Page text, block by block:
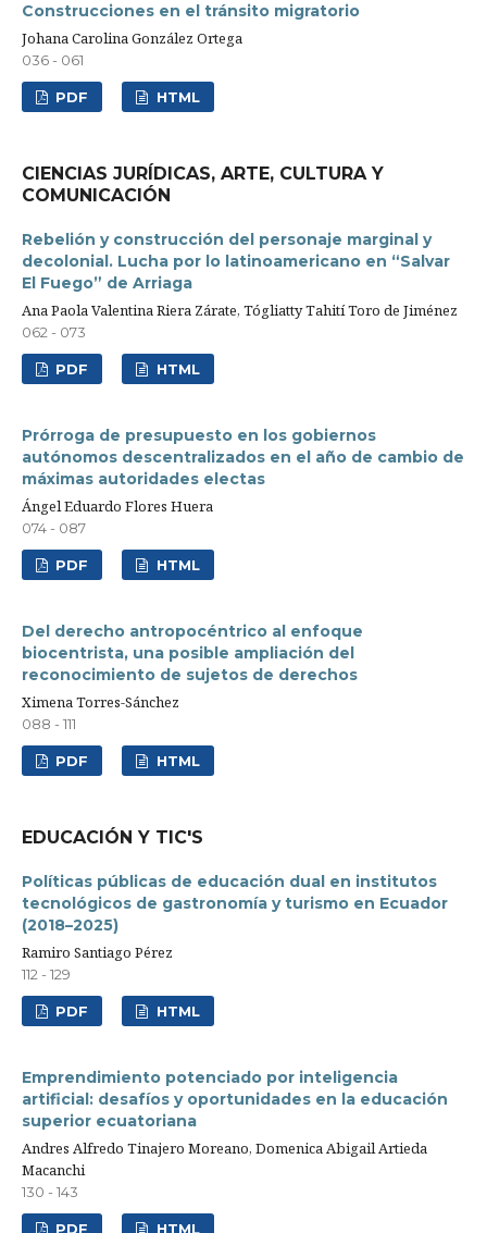
Construcciones en el tránsito migratorio
Johana Carolina González Ortega
036 - 061
PDF HTML
CIENCIAS JURÍDICAS, ARTE, CULTURA Y
COMUNICACIÓN
Rebelión y construcción del personaje marginal y
decolonial. Lucha por lo latinoamericano en “Salvar
El Fuego” de Arriaga
Ana Paola Valentina Riera Zárate, Tógliatty Tahití Toro de Jiménez
062 - 073
PDF HTML
Prórroga de presupuesto en los gobiernos
autónomos descentralizados en el año de cambio de
máximas autoridades electas
Ángel Eduardo Flores Huera
074 - 087
PDF HTML
Del derecho antropocéntrico al enfoque
biocentrista, una posible ampliación del
reconocimiento de sujetos de derechos
Ximena Torres-Sánchez
088 - 111
PDF HTML
EDUCACIÓN Y TIC'S
Políticas públicas de educación dual en institutos
tecnológicos de gastronomía y turismo en Ecuador
(2018–2025)
Ramiro Santiago Pérez
112 - 129
PDF HTML
Emprendimiento potenciado por inteligencia
artificial: desafíos y oportunidades en la educación
superior ecuatoriana
Andres Alfredo Tinajero Moreano, Domenica Abigail Artieda
Macanchi
130 - 143
PDF HTML